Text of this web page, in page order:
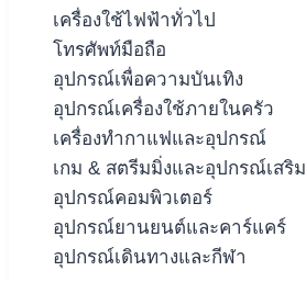
เครื่องใช้ไฟฟ้าทั่วไป
โทรศัพท์มือถือ
อุปกรณ์เพื่อความบันเทิง
อุปกรณ์เครื่องใช้ภายในครัว
เครื่องทำกาแฟและอุปกรณ์
เกม & สตรีมมิ่งและอุปกรณ์เสริม
อุปกรณ์คอมพิวเตอร์
อุปกรณ์ยานยนต์และคาร์แคร์
อุปกรณ์เดินทางและกีฬา